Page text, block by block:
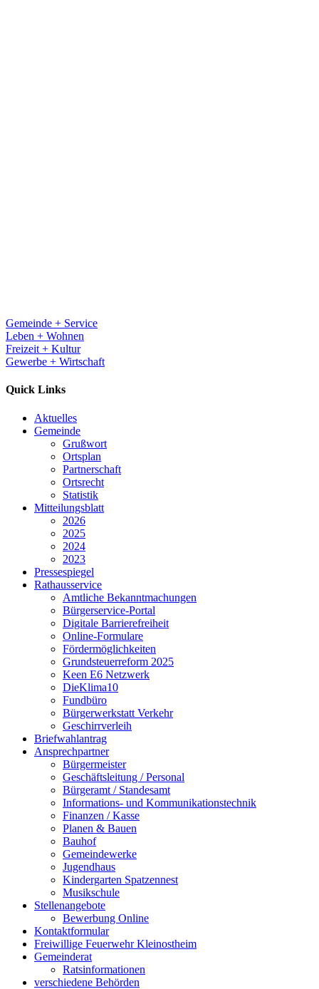
Gemeinde + Service
Leben + Wohnen
Freizeit + Kultur
Gewerbe + Wirtschaft
Quick Links
Aktuelles
Gemeinde
Grußwort
Ortsplan
Partnerschaft
Ortsrecht
Statistik
Mitteilungsblatt
2026
2025
2024
2023
Pressespiegel
Rathausservice
Amtliche Bekanntmachungen
Bürgerservice-Portal
Digitale Barrierefreiheit
Online-Formulare
Fördermöglichkeiten
Grundsteuerreform 2025
Keen E6 Netzwerk
DieKlima10
Fundbüro
Bürgerwerkstatt Verkehr
Geschirrverleih
Briefwahlantrag
Ansprechpartner
Bürgermeister
Geschäftsleitung / Personal
Bürgeramt / Standesamt
Informations- und Kommunikationstechnik
Finanzen / Kasse
Planen & Bauen
Bauhof
Gemeindewerke
Jugendhaus
Kindergarten Spatzennest
Musikschule
Stellenangebote
Bewerbung Online
Kontaktformular
Freiwillige Feuerwehr Kleinostheim
Gemeinderat
Ratsinformationen
verschiedene Behörden